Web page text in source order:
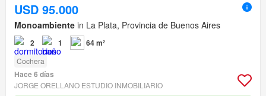
USD 95.000
Monoambiente in La Plata, Provincia de Buenos Aires
2 1 64 m²
Cochera
Hace 6 días
JORGE ORELLANO ESTUDIO INMOBILIARIO